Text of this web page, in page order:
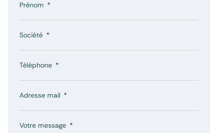
Prénom
Société
Téléphone
Adresse mail
Votre message